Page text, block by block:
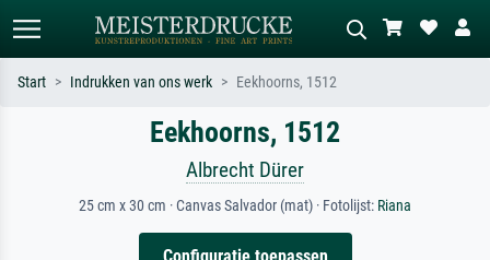
Standaard zoeken
Zoek op kunstenaar, titel of stijl – bijv.
Monet, Sterrennacht, impressionisme,
Hokusai-golf, naakt.
Beschrijf de scène – bijv. groene
weide, abstract met veel rood, donker
olieverfschilderij, staand naakt naast
Start Indrukken van ons werk Eekhoorns, 1512
Eekhoorns, 1512
Albrecht Dürer
25 cm x 30 cm · Canvas Salvador (mat) · Fotolijst: Riana